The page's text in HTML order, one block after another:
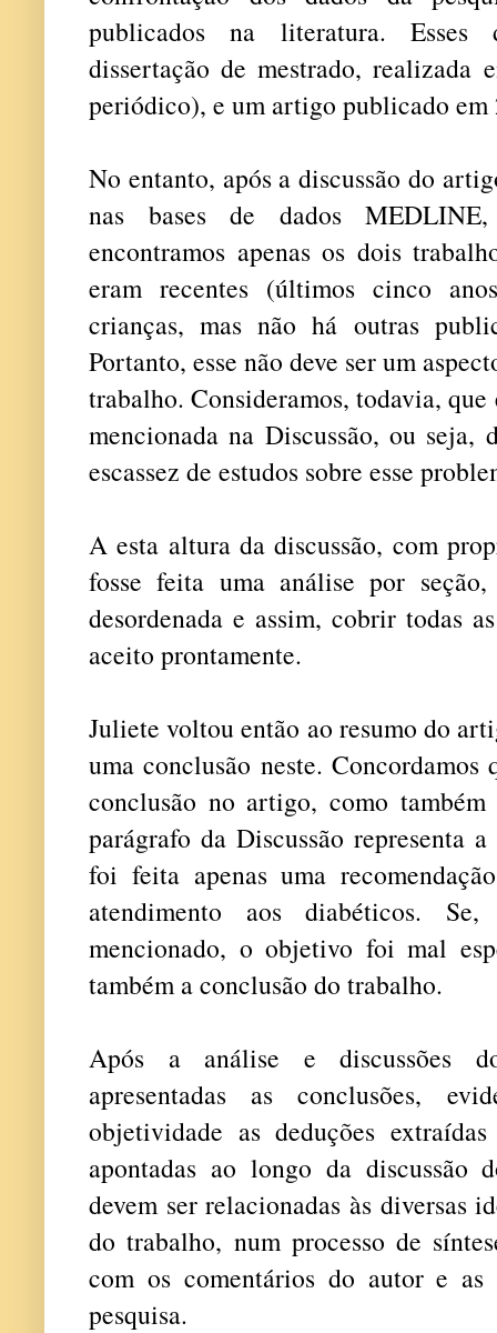
publicados na literatura. Esses
dissertação de mestrado, realizada
periódico), e um artigo publicado em
No entanto, após a discussão do
nas bases de dados
encontramos apenas os dois
eram recentes (últimos cinco
crianças, mas não há outras
Portanto, esse não deve ser um
trabalho. Consideramos, todavia, que
mencionada na Discussão, ou seja,
escassez de estudos sobre esse
A esta altura da discussão, com
fosse feita uma análise por
desordenada e assim, cobrir todas
aceito prontamente.
Juliete voltou então ao resumo do
uma conclusão neste. Concordamos
conclusão no artigo, como
parágrafo da Discussão representa
foi feita apenas uma
atendimento aos diabéticos.
mencionado, o objetivo foi mal
também a conclusão do trabalho.
Após a análise e discussões
apresentadas as conclusões,
objetividade as deduções
apontadas ao longo da discussão
devem ser relacionadas às diversas
do trabalho, num processo de
com os comentários do autor e as
pesquisa.